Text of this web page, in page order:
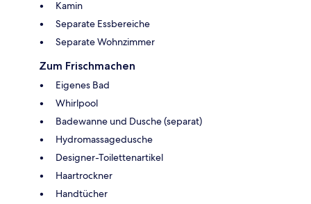
Kamin
Separate Essbereiche
Separate Wohnzimmer
Zum Frischmachen
Eigenes Bad
Whirlpool
Badewanne und Dusche (separat)
Hydromassagedusche
Designer-Toilettenartikel
Haartrockner
Handtücher